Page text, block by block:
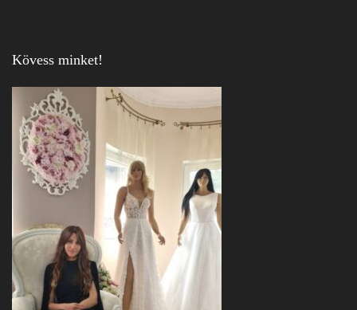
Kövess minket!